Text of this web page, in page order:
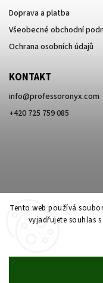
Tento web používá
vyjadřujete souhlas
Doprava a platba
Všeobecné obchodní
Ochrana osobních údajů
KONTAKT
info@professoronyx.com
+420 725 759 085